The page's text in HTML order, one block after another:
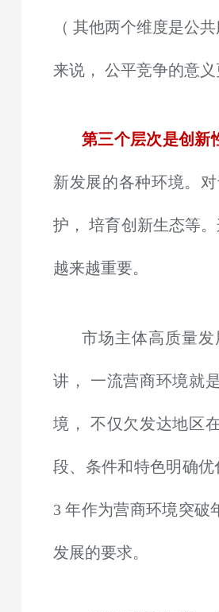
（ 其他两个维度是公
来说， 公平竞争的意义
第三个层次是创新
新发展的各种环境。
护， 培育创新生态等
越来越重要。
市场主体高质量
讲， 一流营商环境就
境， 不仅欠发达地区
段、条件和特色明确
3年作为营商环境突破
发展的要求。